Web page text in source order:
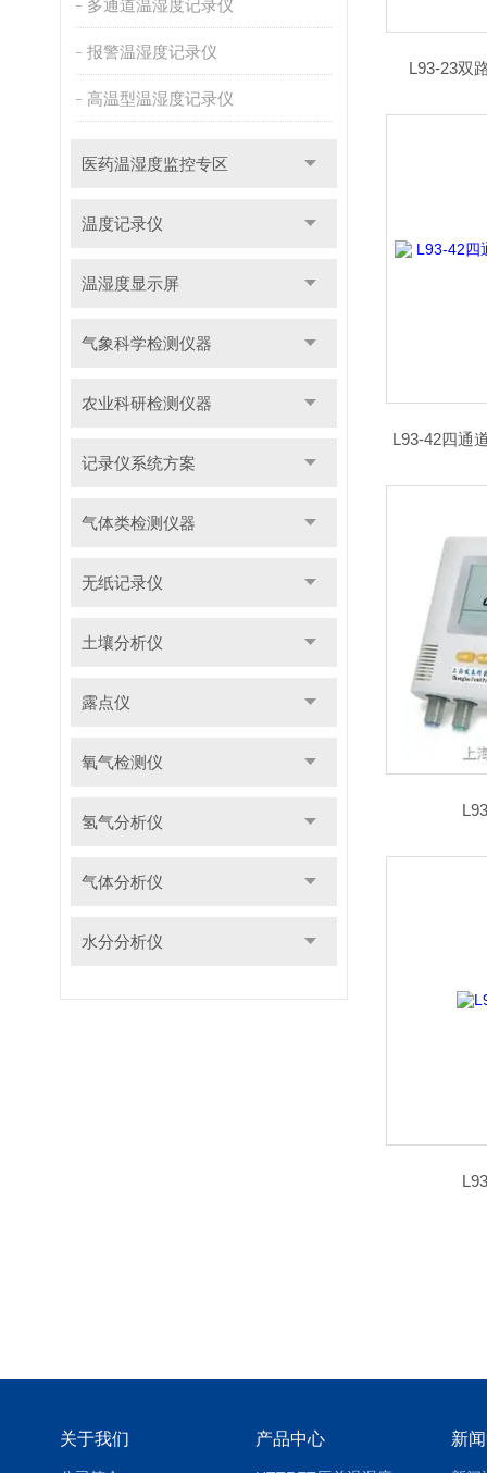
多通道温湿度记录仪
报警温湿度记录仪
高温型温湿度记录仪
医药温湿度监控专区
温度记录仪
温湿度显示屏
气象科学检测仪器
农业科研检测仪器
记录仪系统方案
气体类检测仪器
无纸记录仪
土壤分析仪
露点仪
氧气检测仪
氢气分析仪
气体分析仪
水分分析仪
L93-23双
L93-42四通
关于我们 产品中心 新